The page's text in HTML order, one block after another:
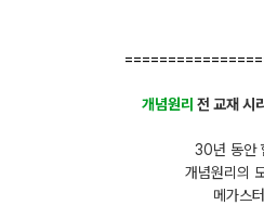
개념원리 전 교재 시
30년 동안
개념원리의
메가스